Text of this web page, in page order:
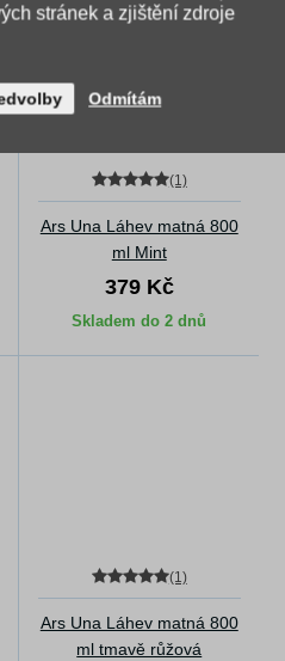
(1)
Ars Una Láhev matná 800
ml Mint
379 Kč
Skladem do 2 dnů
(1)
Ars Una Láhev matná 800
ml tmavě růžová
stránek a zjištění zdroje
Odmítám